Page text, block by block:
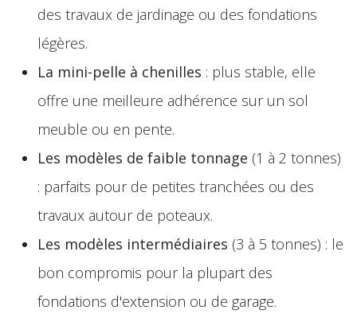
des travaux de jardinage ou des fondations
légères.
La mini-pelle à chenilles : plus stable, elle
offre une meilleure adhérence sur un sol
meuble ou en pente.
Les modèles de faible tonnage (1 à 2 tonnes)
: parfaits pour de petites tranchées ou des
travaux autour de poteaux.
Les modèles intermédiaires (3 à 5 tonnes) : le
bon compromis pour la plupart des
fondations d'extension ou de garage.